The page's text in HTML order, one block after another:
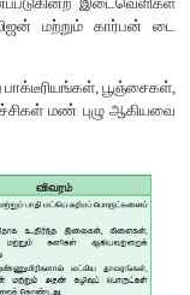
ஒட்டுண்ணி
வளம், ஹைட்ரஜன்
ஆகியவற்றில் இது